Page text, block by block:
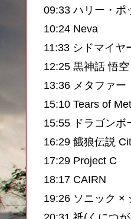
09:33 ハリー・ポ
10:24 Neva
11:33 シドマイヤ
12:25 黒神話 悟空
13:36 メタファー
15:10 Tears of
15:55 ドラゴンボ
16:29 餓狼伝説
17:29 Project C
18:17 CAIRN
19:26 ソニック ×